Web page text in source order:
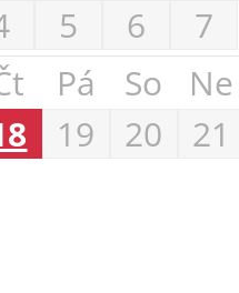
5 6
7
Pá So
Ne
19 20
21